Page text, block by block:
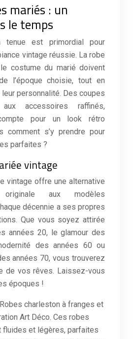
mariés : un
le temps
est primordial pour
vintage réussie. La robe
costume du marié doivent
l’époque choisie, tout en
personnalité. Des coupes
aux accessoires raffinés,
pour un look rétro
comment s’y prendre pour
parfaites ?
vintage
vintage offre une alternative
aux modèles
décennie a ses propres
Que vous soyez attirée
années 20, le glamour des
des années 60 ou
années 70, vous trouverez
de vos rêves. Laissez-vous
époques !
Robes charleston à franges et
Art Déco. Ces robes
fluides et légères, parfaites